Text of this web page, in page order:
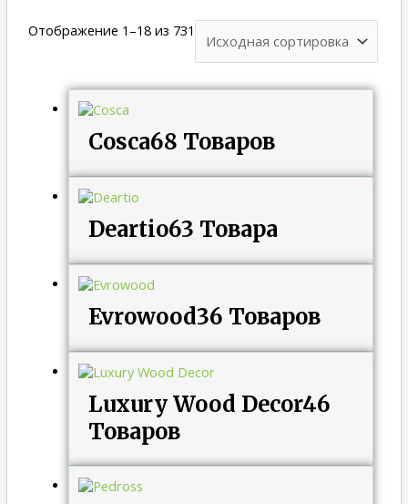
Отображение 1–18 из 731
Cosca68 Товаров
Deartio63 Товара
Evrowood36 Товаров
Luxury Wood Decor46
Товаров